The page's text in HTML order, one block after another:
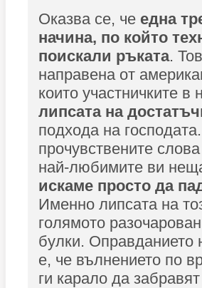
Оказва се, че една
начина, по който
поискали ръката.
направена от
които участничките в
липсата на
подхода на
прочувствените
най-любимите ви
искаме просто да
Именно липсата на
голямото
булки. Оправданието
е, че вълнението по
ги карало да